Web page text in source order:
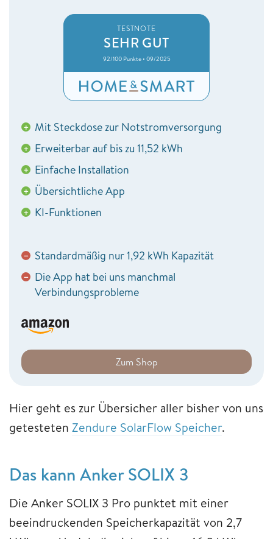
TESTNOTE
SEHR GUT
92/100 Punkte • 09/2025
+ Mit Steckdose zur Notstromversorgung
+ Erweiterbar auf bis zu 11,52 kWh
+ Einfache Installation
+ Übersichtliche App
+ KI-Funktionen
− Standardmäßig nur 1,92 kWh Kapazität
− Die App hat bei uns manchmal
Verbindungsprobleme
Zum Shop
Hier geht es zur Übersicher aller bisher von uns
getesteten Zendure SolarFlow Speicher.
Das kann Anker SOLIX 3
Die Anker SOLIX 3 Pro punktet mit einer
beeindruckenden Speicherkapazität von 2,7